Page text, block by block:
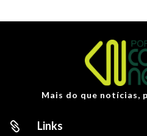
Mais do que notícias,
 Links